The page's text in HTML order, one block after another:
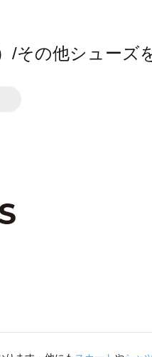
/その他シューズ